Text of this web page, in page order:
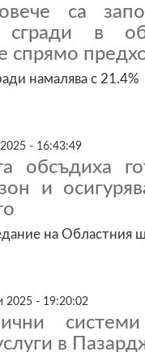
са
в
спрямо
намалява с 21.4%
- 16:43:49
обсъдиха
и
на Областния
2025 - 19:20:02
в